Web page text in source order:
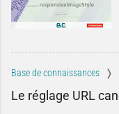
Base de connaissances
Le réglage URL